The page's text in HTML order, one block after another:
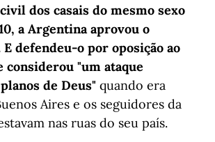
dos casais do mesmo sexo
a Argentina aprovou o
E defendeu-o por oposição ao
considerou "um ataque
de Deus" quando era
Aires e os seguidores da
nas ruas do seu país.